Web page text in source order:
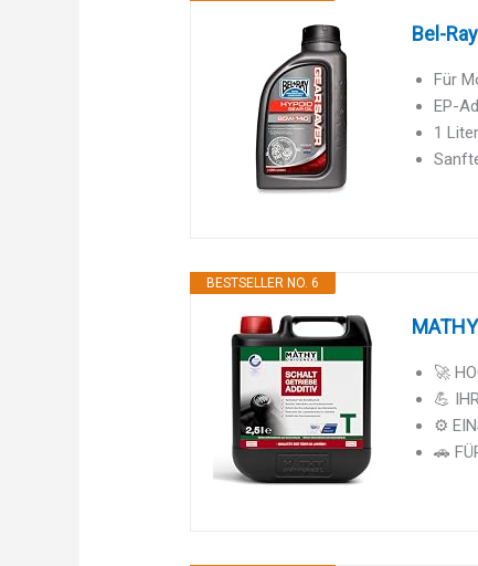
Bel-
Für
EP-
1 Liter
BESTSELLER NO. 6
🚀
💪
⚙️
🚗